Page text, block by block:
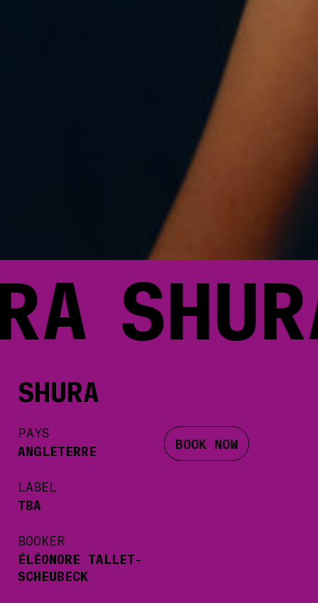
SHURA
PAYS
ANGLETERRE
LABEL
TBA
BOOKER
ÉLÉONORE TALLET-
SCHEUBECK
BOOK NOW